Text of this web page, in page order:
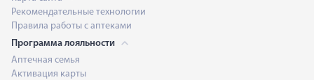
Рекомендательные технологии
Правила работы с аптеками
Программа лояльности
Аптечная семья
Активация карты